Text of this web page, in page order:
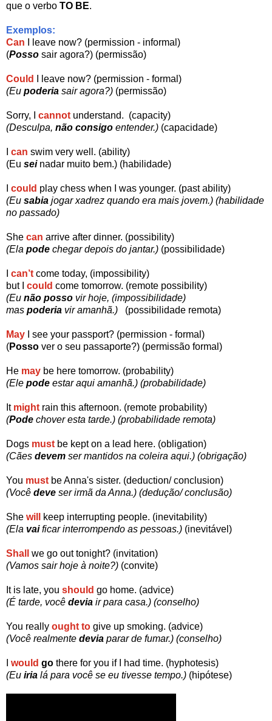
que o verbo TO BE.
Exemplos:
Can I leave now? (permission - informal)
(Posso sair agora?) (permissão)
Could
I leave now? (permission - formal)
(Eu poderia sair agora?) (permissão)
Sorry, I cannot understand. (capacity)
(Desculpa, não consigo entender.) (capacidade)
can swim very well. (ability)
(Eu seinadar muito bem.) (habilidade)
could play chess when I was younger. (past ability)
(Eu sabia jogar xadrez quando era mais jovem.) (habilidade
no passado)
She can arrive after dinner. (possibility)
(Ela pode chegar depois do jantar.) (possibilidade)
can’t come today, (impossibility)
but I could come tomorrow. (remote possibility)
(Eu não posso vir hoje, (impossibilidade)
mas poderia vir amanhã.) (possibilidade remota)
May I see your passport? (permission - formal)
(Posso ver o seu passaporte?) (permissão formal)
He may be here tomorrow. (probability)
(Ele pode estar aqui amanhã.) (probabilidade)
It might rain this afternoon. (remote probability)
(Pode chover esta tarde.) (probabilidade remota)
Dogs must be kept on a lead here. (obligation)
(Cães devem ser mantidos na coleira aqui.) (obrigação)
You must be Anna's sister. (deduction/ conclusion)
(Você deve ser irmã da Anna.) (dedução/ conclusão)
She will
keep interrupting people. (inevitability)
(Ela vaificar interrompendo as pessoas.) (inevitável)
Shall
we go out tonight? (invitation)
(Vamos sair hoje à noite?) (convite)
It is late, you should go home. (advice)
(É tarde, você devia ir para casa.) (conselho)
You really ought to give up smoking. (advice)
(Você realmente devia parar de fumar.) (conselho)
would go there for you if I had time. (hyphotesis)
(Eu iria lá para você se eu tivesse tempo.) (hipótese)